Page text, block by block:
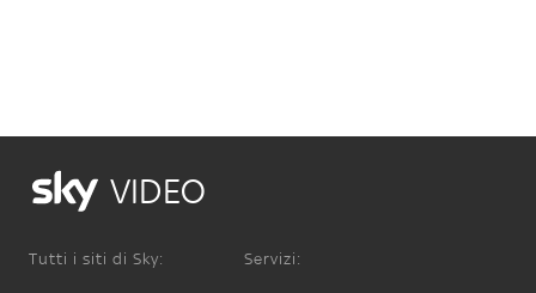
VIDEO
Tutti i siti di Sky: Servizi: